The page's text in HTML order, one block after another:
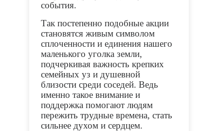
события.
Так постепенно подобные акции
становятся живым символом
сплоченности и единения нашего
маленького уголка земли,
подчеркивая важность крепких
семейных уз и душевной
близости среди соседей. Ведь
именно такое внимание и
поддержка помогают людям
пережить трудные времена, стать
сильнее духом и сердцем.